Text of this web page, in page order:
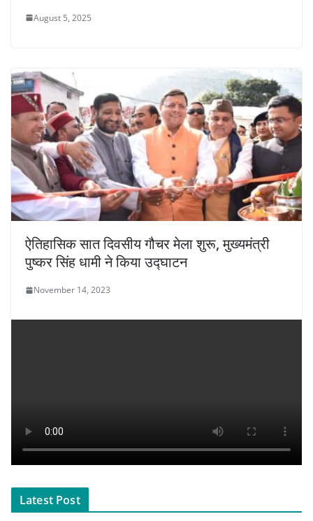
August 5, 2025
ऐतिहासिक सात दिवसीय गौचर मेला शुरू, मुख्यमंत्री
पुष्कर सिंह धामी ने किया उद्घाटन
November 14, 2023
Latest Post